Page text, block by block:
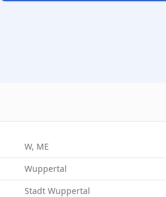
W, ME
Wuppertal
Stadt Wuppertal